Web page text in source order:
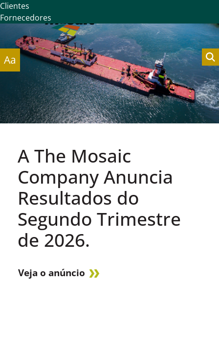
Clientes
Fornecedores
Aa
A The Mosaic
Company Anuncia
Resultados do
Segundo Trimestre
de 2026.
Veja o anúncio